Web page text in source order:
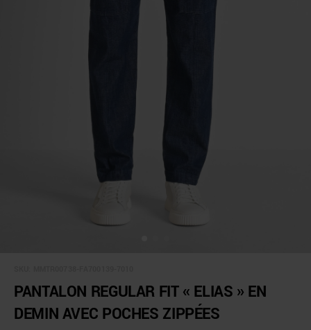
PANTALON REGULAR FIT « ELIAS » EN
DEMIN AVEC POCHES ZIPPÉES